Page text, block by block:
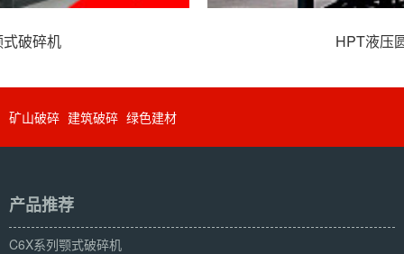
矿山破碎 建筑破碎 绿色建材
产品推荐
C6X系列颚式破碎机